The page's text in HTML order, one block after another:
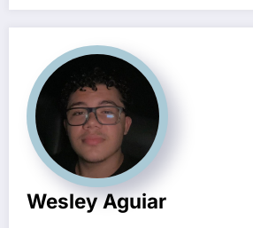
Wesley Aguiar